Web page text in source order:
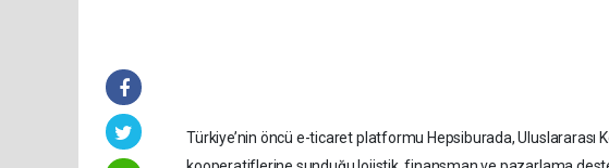
Türkiye’nin öncü e-ticaret platformu Hepsiburada, Uluslararası